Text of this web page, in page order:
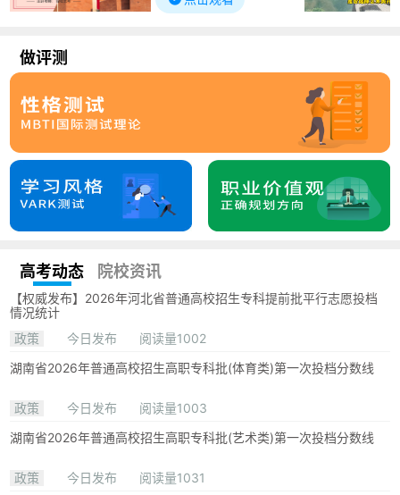
做评测
高考动态 院校资讯
【权威发布】2026年河北省普通高校招生专科提前批平行志愿投档
情况统计
政策
今日发布
阅读量1002
湖南省2026年普通高校招生高职专科批(体育类)第一次投档分数线
政策 今日发布
阅读量1003
湖南省2026年普通高校招生高职专科批(艺术类)第一次投档分数线
政策 今日发布
阅读量1031